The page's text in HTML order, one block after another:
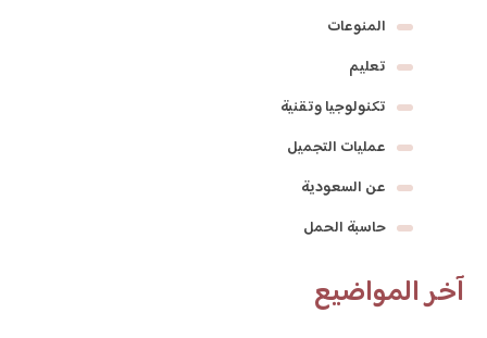
المنوعات
تعليم
تكنولوجيا وتقنية
عمليات التجميل
عن السعودية
حاسبة الحمل
آخر المواضيع